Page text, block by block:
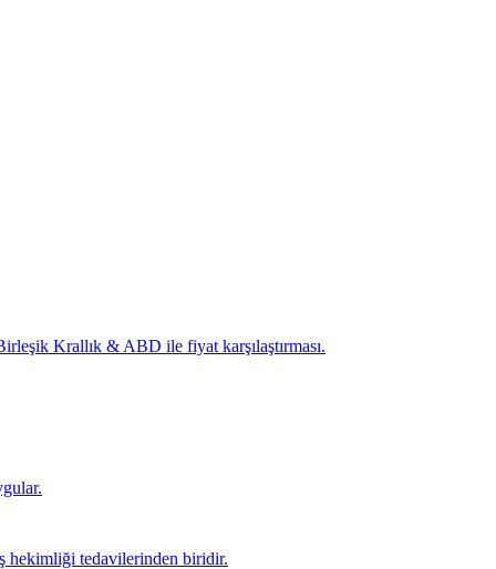
Krallık & ABD ile fiyat karşılaştırması.
hekimliği tedavilerinden biridir.